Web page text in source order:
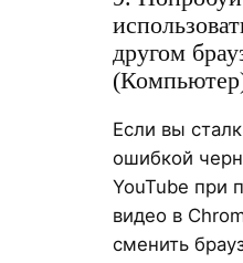
другом
Если вы
ошибкой
YouTube при
видео в
сменить